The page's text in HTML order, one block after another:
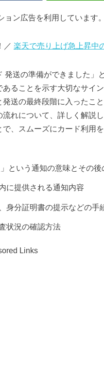
ン広告を利用しています。
／ 楽天で売り上げ急上昇中
送の準備ができました」
ることを示す大切なサイ
送の最終段階に入ったこ
れについて、詳しく解説
、スムーズにカード利用
という通知の意味とその後
に提供される通知内容
身分証明書の提示などの手
状況の確認方法
Links